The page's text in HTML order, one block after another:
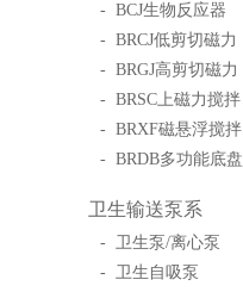
- BCJ生物反应器
- BRCJ低剪切磁力
- BRGJ高剪切磁力
- BRSC上磁力搅拌
- BRXF磁悬浮搅拌
- BRDB多功能底盘
卫生输送泵系
- 卫生泵/离心泵
- 卫生自吸泵